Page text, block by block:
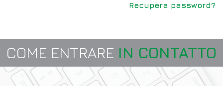
Recupera password?
COME ENTRARE IN CONTATTO